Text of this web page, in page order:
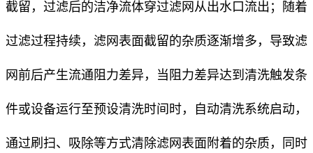
截留，过滤后的洁净流体穿过滤网从出水口流出；随着
过滤过程持续，滤网表面截留的杂质逐渐增多，导致滤
网前后产生流通阻力差异，当阻力差异达到清洗触发条
件或设备运行至预设清洗时间时，自动清洗系统启动，
通过刷扫、吸除等方式清除滤网表面附着的杂质，同时